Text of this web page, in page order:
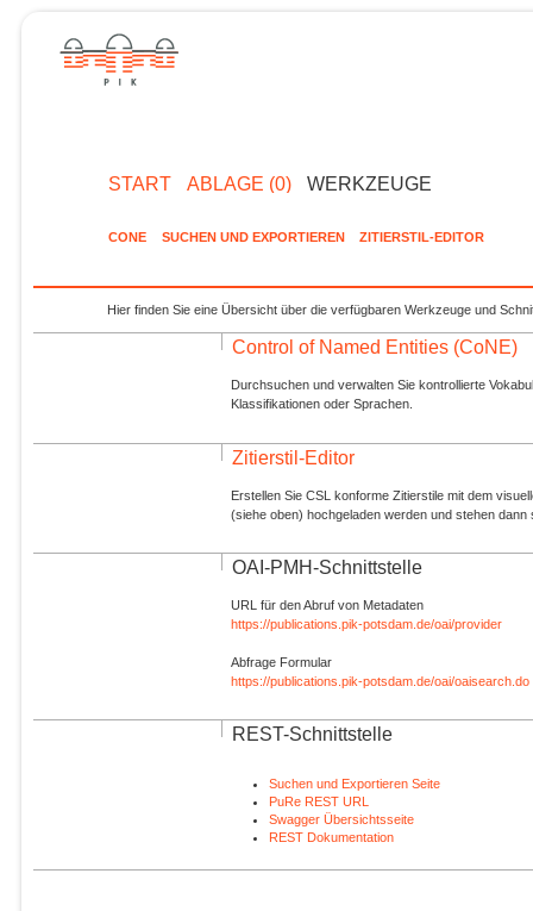
START ABLAGE (0) WERKZEUGE
CONE SUCHEN UND EXPORTIEREN ZITIERSTIL-EDITOR
Hier finden Sie eine Übersicht über die verfügbaren Werkzeuge und
Control of Named Entities (CoNE)
Durchsuchen und verwalten Sie kontrollierte
Klassifikationen oder Sprachen.
Zitierstil-Editor
Erstellen Sie CSL konforme Zitierstile mit dem
(siehe oben) hochgeladen werden und stehen dann
OAI-PMH-Schnittstelle
URL für den Abruf von Metadaten
https://publications.pik-potsdam.de/oai/provider
Abfrage Formular
https://publications.pik-potsdam.de/oai/oaisearch.do
REST-Schnittstelle
Suchen und Exportieren Seite
PuRe REST URL
Swagger Übersichtsseite
REST Dokumentation